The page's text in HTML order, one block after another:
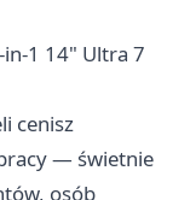
1 14" Ultra 7
cenisz
— świetnie
osób